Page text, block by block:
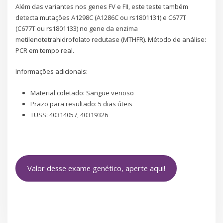
Além das variantes nos genes FV e FII, este teste também
detecta mutações A1298C (A1286C ou rs1801131) e C677T
(C677T ou rs1801133) no gene da enzima
metilenotetrahidrofolato redutase (MTHFR). Método de análise:
PCR em tempo real.
Informações adicionais:
Material coletado: Sangue venoso
Prazo para resultado: 5 dias úteis
TUSS: 40314057, 40319326
Valor desse exame genético, aperte aqui!